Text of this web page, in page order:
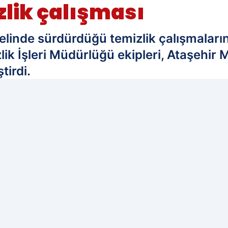
çalışması
sürdürdüğü temizlik
İşleri Müdürlüğü ekipleri, Ataşehir